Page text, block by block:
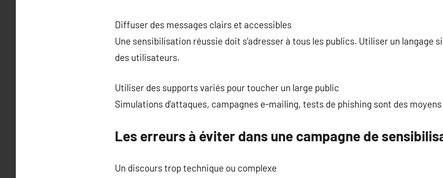
Diffuser des messages clairs et accessibles
Une sensibilisation réussie doit s’adresser à tous les publics. Utiliser un langage
des utilisateurs.
Utiliser des supports variés pour toucher un large public
Simulations d’attaques, campagnes e-mailing, tests de phishing sont des
Les erreurs à éviter dans une campagne de
Un discours trop technique ou complexe